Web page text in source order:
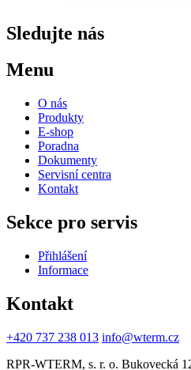
Sledujte nás
Menu
O nás
Produkty
E-shop
Poradna
Dokumenty
Servisní centra
Kontakt
Sekce pro servis
Přihlášení
Informace
Kontakt
+420 737 238 013 info@wterm.cz
RPR-WTERM, s. r. o. Bukovecká